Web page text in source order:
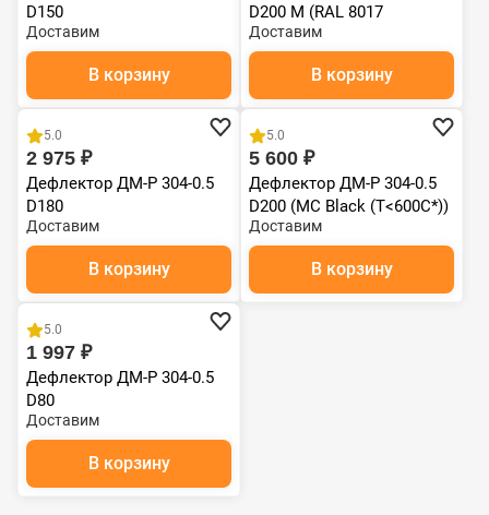
D150
Доставим
В корзину
D200 М (RAL 8017
шоколад (T<200*C))
Доставим
В корзину
5.0
2 975 ₽
Дефлектор ДМ-Р 304-0.5
D180
Доставим
В корзину
5.0
5 600 ₽
Дефлектор ДМ-Р 304-0.5
D200 (MC Black (T<600C*))
Доставим
В корзину
5.0
1 997 ₽
Дефлектор ДМ-Р 304-0.5
D80
Доставим
В корзину